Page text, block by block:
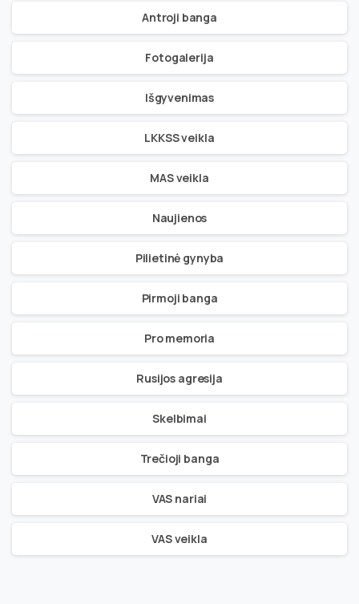
Antroji banga
Fotogalerija
Išgyvenimas
LKKSS veikla
MAS veikla
Naujienos
Pilietinė gynyba
Pirmoji banga
Pro memoria
Rusijos agresija
Skelbimai
Trečioji banga
VAS nariai
VAS veikla